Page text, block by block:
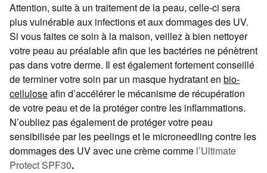
Attention, suite à un traitement de la peau, celle-ci sera
plus vulnérable aux infections et aux dommages des UV.
Si vous faites ce soin à la maison, veillez à bien nettoyer
votre peau au préalable afin que les bactéries ne pénètrent
pas dans votre derme. Il est également fortement conseillé
de terminer votre soin par un masque hydratant en bio-
celluloseafin d’accélérer le mécanisme de récupération
de votre peau et de la protéger contre les inflammations.
N’oubliez pas également de protéger votre peau
sensibilisée par les peelings et le microneedling contre les
dommages des UV avec une crème comme l’Ultimate
Protect SPF30.